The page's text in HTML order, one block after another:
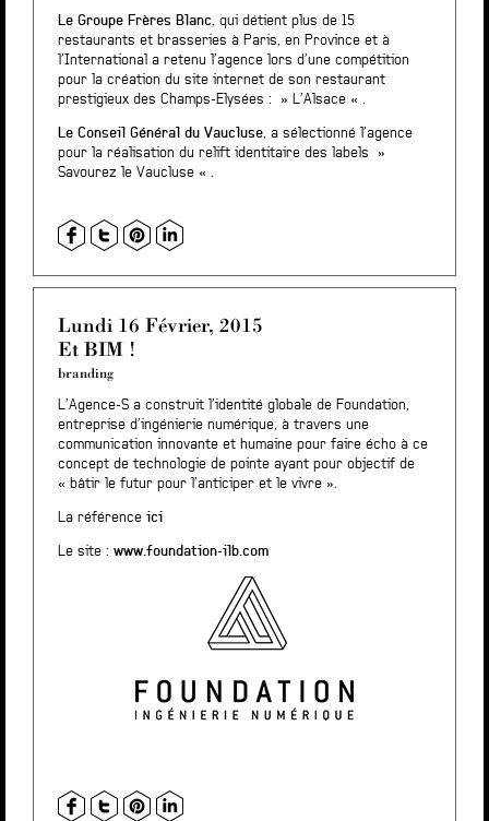
Le Groupe Frères Blanc, qui détient plus de 15
restaurants et brasseries à Paris, en Province et à
l’International a retenu l’agence lors d’une compétition
pour la création du site internet de son restaurant
prestigieux des Champs-Elysées : » L’Alsace « .
Le Conseil Général du Vaucluse, a sélectionné l’agence
pour la réalisation du relift identitaire des labels »
Savourez le Vaucluse « .
Lundi 16 Février, 2015
Et BIM !
branding
L’Agence-S a construit l’identité globale de Foundation,
entreprise d’ingénierie numérique, à travers une
communication innovante et humaine pour faire écho à ce
concept de technologie de pointe ayant pour objectif de
« bâtir le futur pour l’anticiper et le vivre ».
La référence ici
Le site : www.foundation-ilb.com